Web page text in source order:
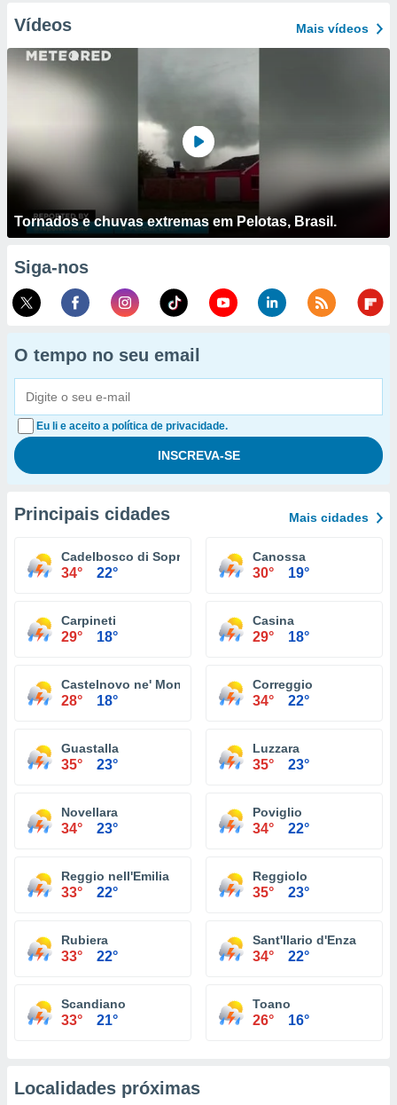
Vídeos Mais vídeos
Tornados e chuvas extremas em Pelotas, Brasil.
Siga-nos
O tempo no seu email
Eu li e aceito a política de privacidade.
Principais cidades Mais cidades
Cadelbosco di Sopra
34° 22°
Canossa
30° 19°
Carpineti
29° 18°
Casina
29° 18°
Castelnovo ne' Monti
28° 18°
Correggio
34° 22°
Guastalla
35° 23°
Luzzara
35° 23°
Novellara
34° 23°
Poviglio
34° 22°
Reggio nell'Emilia
33° 22°
Reggiolo
35° 23°
Rubiera
33° 22°
Sant'Ilario d'Enza
34° 22°
Scandiano
33° 21°
Toano
26° 16°
Localidades próximas